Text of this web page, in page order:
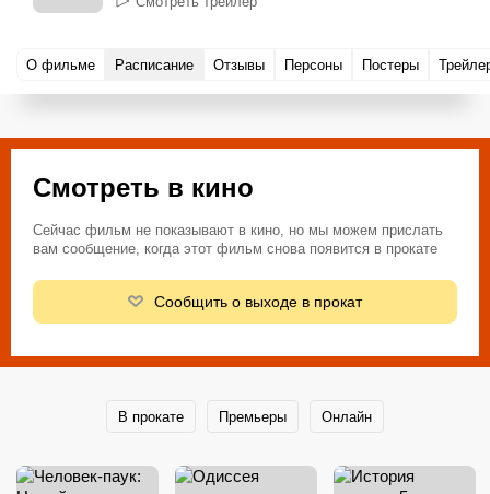
О фильме Расписание Отзывы Персоны Постеры
Смотреть в кино
Сейчас фильм не показывают в кино, но мы можем прислать
вам сообщение, когда этот фильм снова появится в прокате
Сообщить о выходе в прокат
В прокате Премьеры Онлайн